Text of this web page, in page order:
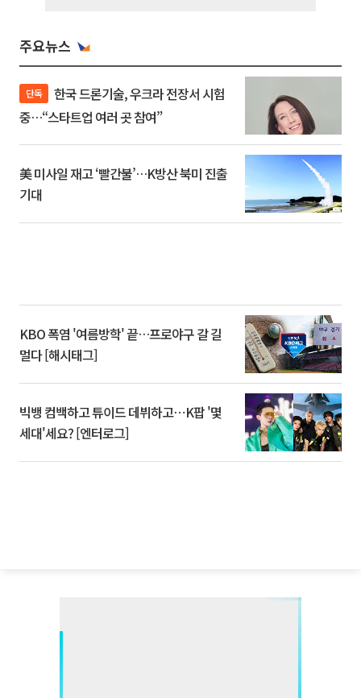
주요뉴스
단독
중…“스타트업 여러 곳 참여”
美 미사일 재고 ‘빨간불’…K방산 북미 진출
기대
KBO 폭염 '여름방학' 끝…프로야구 갈 길
멀다 [해시태그]
빅뱅 컴백하고 튜이드 데뷔하고⋯K팝 '몇
세대'세요? [엔터로그]